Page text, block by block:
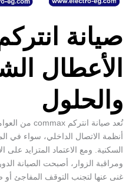
الأعطال
والحلول
تُعد صيانة انتركم commax
من
أنظمة الاتصال الداخلي، سواء في
السكنية. ومع الاعتماد المتزايد على
ومراقبة الزوار، أصبحت الصيانة
غنى عنها لتجنب التوقف المفاجئ أو